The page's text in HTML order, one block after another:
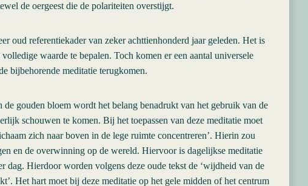
de oergeest die de polariteiten overstijgt.
oud referentiekader van zeker achttienhonderd jaar geleden. Het is
waarde te bepalen. Toch komen er een aantal universele
bijbehorende meditatie terugkomen.
gouden bloem wordt het belang benadrukt van het gebruik van de
schouwen te komen. Bij het toepassen van deze meditatie moet
zich naar boven in de lege ruimte concentreren’. Hierin zou
en de overwinning op de wereld. Hiervoor is dagelijkse meditatie
dag. Hierdoor worden volgens deze oude tekst de ‘wijdheid van de
Het hart moet bij deze meditatie op het gele midden of het centrum